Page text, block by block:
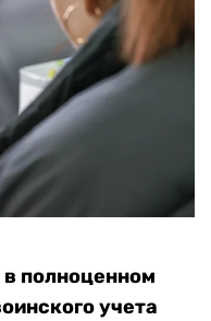
полноценном
учета